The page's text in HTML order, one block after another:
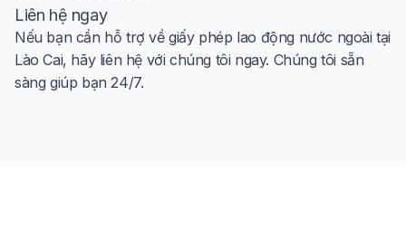
Liên hệ ngay
Nếu bạn cần hỗ trợ về giấy phép lao động nước ngoài tại
Lào Cai, hãy liên hệ với chúng tôi ngay. Chúng tôi sẵn
sàng giúp bạn 24/7.